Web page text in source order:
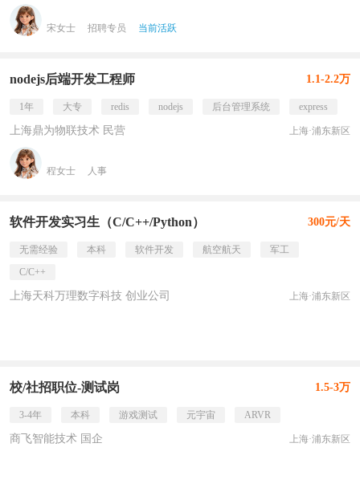
宋女士 招聘专员 当前活跃
nodejs后端开发工程师 1.1-2.2万
1年 大专 redis nodejs 后台管理系统 express
上海鼎为物联技术 民营 上海·浦东新区
程女士 人事
软件开发实习生（C/C++/Python） 300元/天
无需经验 本科 软件开发 航空航天
军工
C/C++
上海天科万理数字科技 创业公司 上海·浦东新区
校/社招职位-测试岗 1.5-3万
3-4年 本科 游戏测试 元宇宙 ARVR
商飞智能技术 国企 上海·浦东新区